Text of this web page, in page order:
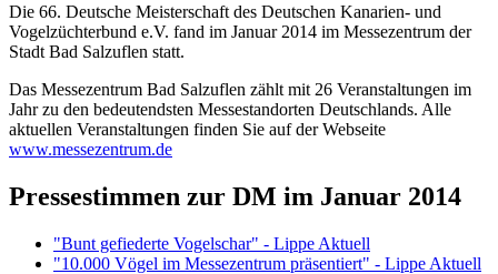
Die 66. Deutsche Meisterschaft des Deutschen Kanarien- und
Vogelzüchterbund e.V. fand im Januar 2014 im Messezentrum der
Stadt Bad Salzuflen statt.
Das Messezentrum Bad Salzuflen zählt mit 26 Veranstaltungen im
Jahr zu den bedeutendsten Messestandorten Deutschlands. Alle
aktuellen Veranstaltungen finden Sie auf der Webseite
www.messezentrum.de
Pressestimmen zur DM im Januar 2014
"Bunt gefiederte Vogelschar" - Lippe Aktuell
"10.000 Vögel im Messezentrum präsentiert" - Lippe Aktuell